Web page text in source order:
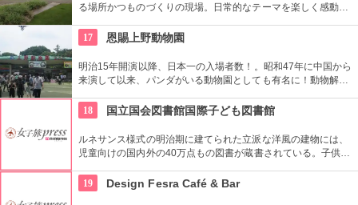
る場所かつものづくりの現場。日常的なテーマを楽しく感動的
17
恩賜上野動物園
明治15年開演以降、日本一の入場者数！。昭和47年に中国から
来演して以来、パンダがいる動物園としても有名に！動物解説
18
国立国会図書館国際子ども図書館
ルネサンス様式の明治期に建てられた立派な洋風の建物には、
児童向けの国内外の40万点もの図書が蔵書されている。子供だ
でゆっくり過ごしてみては。
19 Design Fesra Café & Bar